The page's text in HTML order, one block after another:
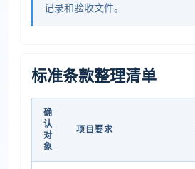
记录和验收文件。
标准条款整理清单
确
认
对
象
项目要求